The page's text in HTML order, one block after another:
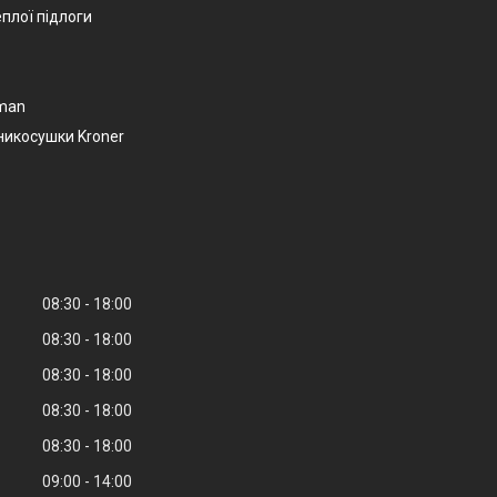
підлоги
Kroner
08:30
18:00
08:30
18:00
08:30
18:00
08:30
18:00
08:30
18:00
09:00
14:00